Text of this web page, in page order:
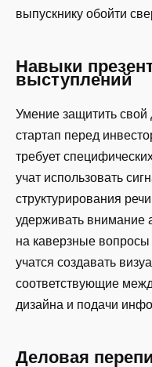
выпускнику обойти
Навыки
выступлений
Умение защитить свой
стартап перед
требует
учат использовать
структурирования
удерживать внимание
на каверзные
учатся создавать
соответствующие
дизайна и подачи
Деловая